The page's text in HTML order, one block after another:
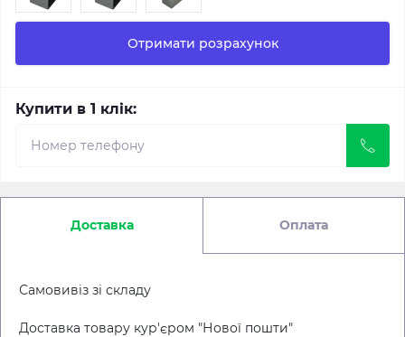
Отримати розрахунок
Купити в 1 клік:
Доставка Оплата
Самовивіз зі складу
Доставка товару кур'єром "Нової пошти"